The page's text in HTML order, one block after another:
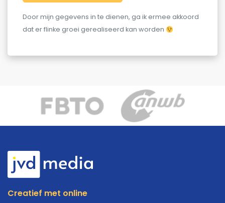
Door mijn gegevens in te dienen, ga ik ermee akkoord
dat er flinke groei gerealiseerd kan worden
Creatief met online